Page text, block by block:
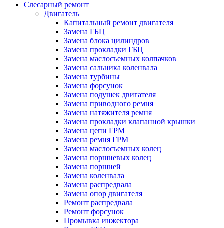
Слесарный ремонт
Двигатель
Капитальный ремонт двигателя
Замена ГБЦ
Замена блока цилиндров
Замена прокладки ГБЦ
Замена маслосъемных колпачков
Замена сальника коленвала
Замена турбины
Замена форсунок
Замена подушек двигателя
Замена приводного ремня
Замена натяжителя ремня
Замена прокладки клапанной крышки
Замена цепи ГРМ
Замена ремня ГРМ
Замена маслосъемных колец
Замена поршневых колец
Замена поршней
Замена коленвала
Замена распредвала
Замена опор двигателя
Ремонт распредвала
Ремонт форсунок
Промывка инжектора